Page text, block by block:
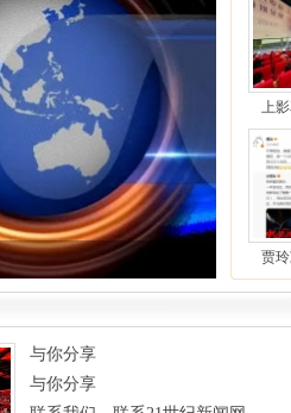
上
贾
与你分享
与你分享